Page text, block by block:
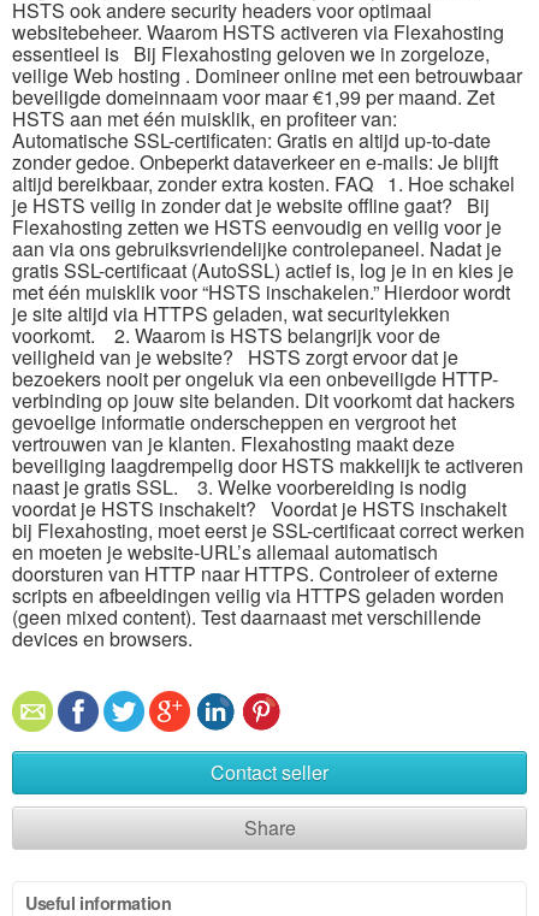
HSTS ook andere security headers voor optimaal
websitebeheer.​ Waarom HSTS activeren via Flexahosting
essentieel is Bij Flexahosting geloven we in zorgeloze,
veilige Web hosting .​ Domineer online met een betrouwbaar
beveiligde domeinnaam voor maar €1,99 per maand.​ Zet
HSTS aan met één muisklik, en profiteer van:
Automatische SSL-certificaten: Gratis en altijd up-to-date
zonder gedoe.​ Onbeperkt dataverkeer en e-mails: Je blijft
altijd bereikbaar, zonder extra kosten.​ FAQ 1.​ Hoe schakel
je HSTS veilig in zonder dat je website offline gaat? Bij
Flexahosting zetten we HSTS eenvoudig en veilig voor je
aan via ons gebruiksvriendelijke controlepaneel.​ Nadat je
gratis SSL-certificaat (AutoSSL) actief is, log je in en kies je
met één muisklik voor “HSTS inschakelen.​” Hierdoor wordt
je site altijd via HTTPS geladen, wat securitylekken
voorkomt.​ 2.​ Waarom is HSTS belangrijk voor de
veiligheid van je website? HSTS zorgt ervoor dat je
bezoekers nooit per ongeluk via een onbeveiligde HTTP-
verbinding op jouw site belanden.​ Dit voorkomt dat hackers
gevoelige informatie onderscheppen en vergroot het
vertrouwen van je klanten.​ Flexahosting maakt deze
beveiliging laagdrempelig door HSTS makkelijk te activeren
naast je gratis SSL.​ 3.​ Welke voorbereiding is nodig
voordat je HSTS inschakelt? Voordat je HSTS inschakelt
bij Flexahosting, moet eerst je SSL-certificaat correct werken
en moeten je website-URL’s allemaal automatisch
doorsturen van HTTP naar HTTPS.​ Controleer of externe
scripts en afbeeldingen veilig via HTTPS geladen worden
(geen mixed content).​ Test daarnaast met verschillende
devices en browsers.​
Contact seller
Share
Useful information